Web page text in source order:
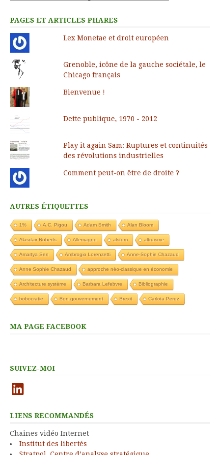
PAGES ET ARTICLES PHARES
Lex Monetae et droit européen
Grenoble, icône de la gauche sociétale, le
Chicago français
Bienvenue !
Dette publique, 1970 - 2012
Play it again Sam: Ruptures et continuités
des révolutions industrielles
Comment peut-on être de droite ?
AUTRES ÉTIQUETTES
1% A.C. Pigou Adam Smith Alan Bloom
Alasdair Roberts Allemagne alstom altruisme
Amartya Sen Ambrogio Lorenzetti Anne-Sophie Chazaud
Anne Sophie Chazaud approche néo-classique en économie
Architecture système Barbara Lefebvre Bibliographie
bobocratie Bon gouvernement Brexit Carlota Perez
MA PAGE FACEBOOK
SUIVEZ-MOI
LinkedIn
LIENS RECOMMANDÉS
Chaines vidéo Internet
Institut des libertés